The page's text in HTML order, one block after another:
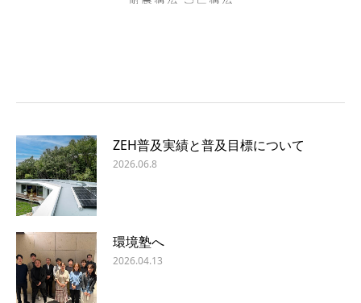
ZEH普及実績と普及目標について
2026.06.8
環境塾へ
2026.04.13